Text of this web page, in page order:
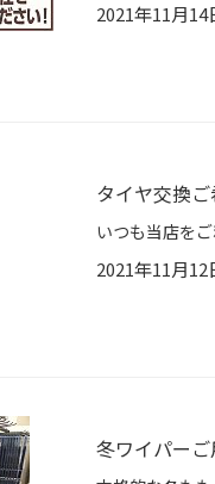
2021年11月14
タイヤ交換
2021年11月12
冬ワイパーご